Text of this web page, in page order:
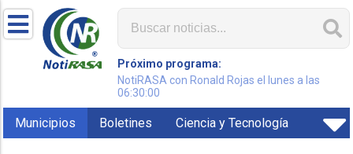
Próximo programa:
NotiRASA con Ronald Rojas el lunes a las
06:30:00
Municipios Boletines Ciencia y Tecnología